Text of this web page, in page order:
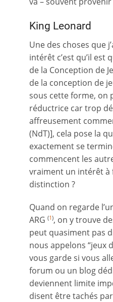
King Leonard
Une des choses que
intérêt c’est qu’il est
de la Conception de
de la conception de
sous cette forme, on
réductrice car trop
affreusement
(NdT)], cela pose la
exactement se
commencent les
vraiment un intérêt à
distinction ?
Quand on regarde
ARG (1), on y trouve
peut quasiment pas
nous appelons “jeux
vous garde si vous
forum ou un blog
deviennent limite
disent être tachés